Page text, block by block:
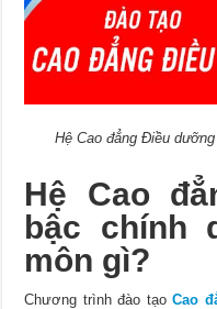
Hệ Cao đẳng Điều
Hệ Cao
bậc chính
môn gì?
Chương trình đào tạoCao